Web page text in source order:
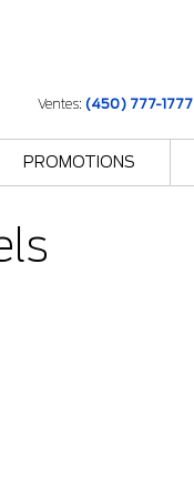
Ventes: (450) 777-1777
PROMOTIONS